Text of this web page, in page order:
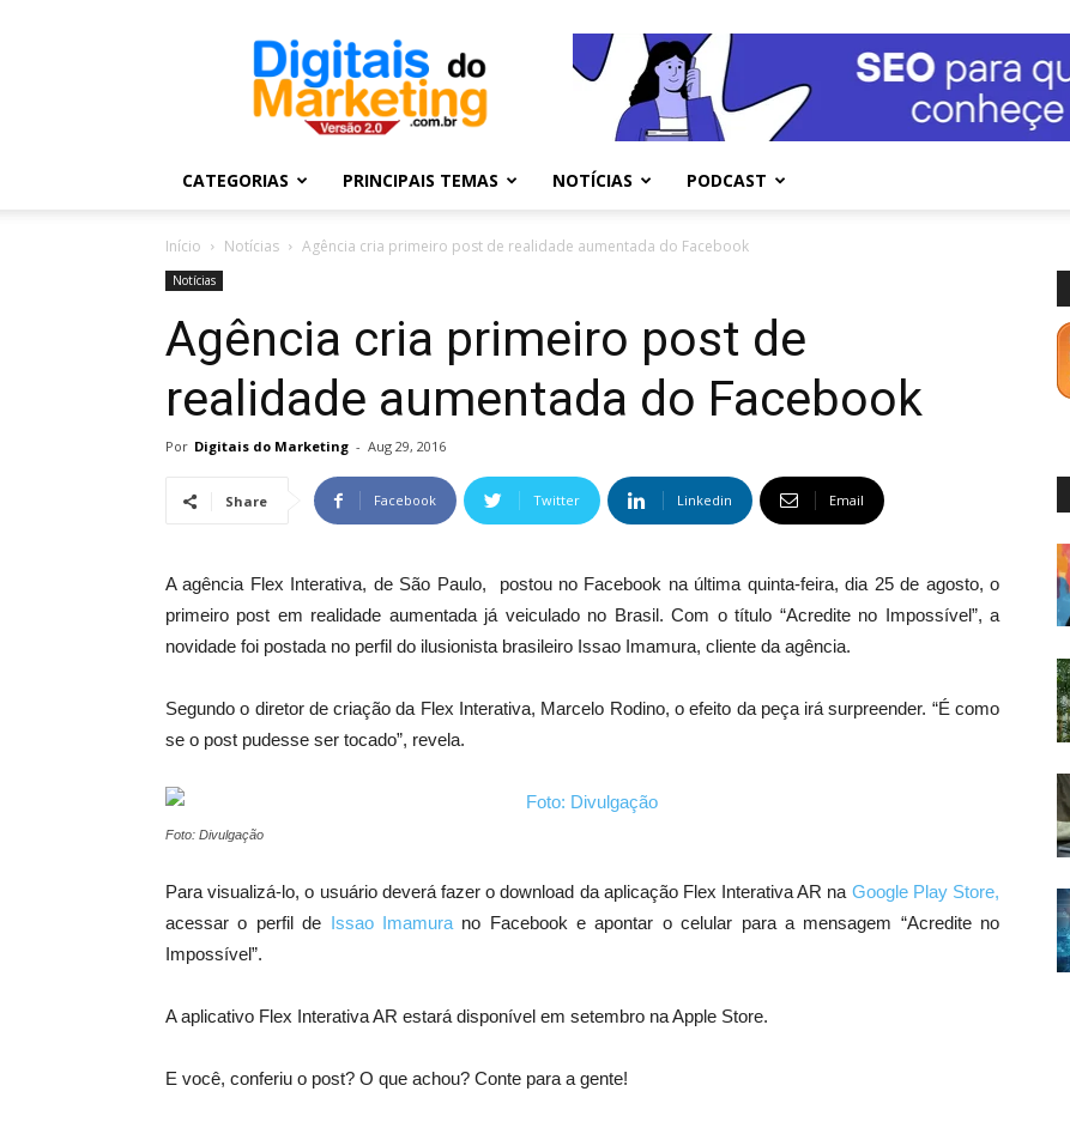
Digitais
Marketing
CATEGORIAS PRINCIPAIS TEMAS NOTÍCIAS PODCAST
Início Notícias Agência cria primeiro post de realidade aumentada do Facebook
Notícias
Agência cria primeiro post de
realidade aumentada do Facebook
Por Digitais do Marketing - Aug 29, 2016
Share Facebook Twitter Linkedin Email
A agência Flex Interativa, de São Paulo, postou no Facebook na última quinta-feira, dia 25 de agosto, o
primeiro post em realidade aumentada já veiculado no Brasil. Com o título “Acredite no Impossível”, a
novidade foi postada no perfil do ilusionista brasileiro Issao Imamura, cliente da agência.
Segundo o diretor de criação da Flex Interativa, Marcelo Rodino, o efeito da peça irá surpreender. “É como
se o post pudesse ser tocado”, revela.
Foto: Divulgação
Para visualizá-lo, o usuário deverá fazer o download da aplicação Flex Interativa AR na Google Play Store,
acessar o perfil de Issao Imamurano Facebook e apontar o celular para a mensagem “Acredite no
Impossível”.
A aplicativo Flex Interativa AR estará disponível em setembro na Apple Store.
E você, conferiu o post? O que achou? Conte para a gente!